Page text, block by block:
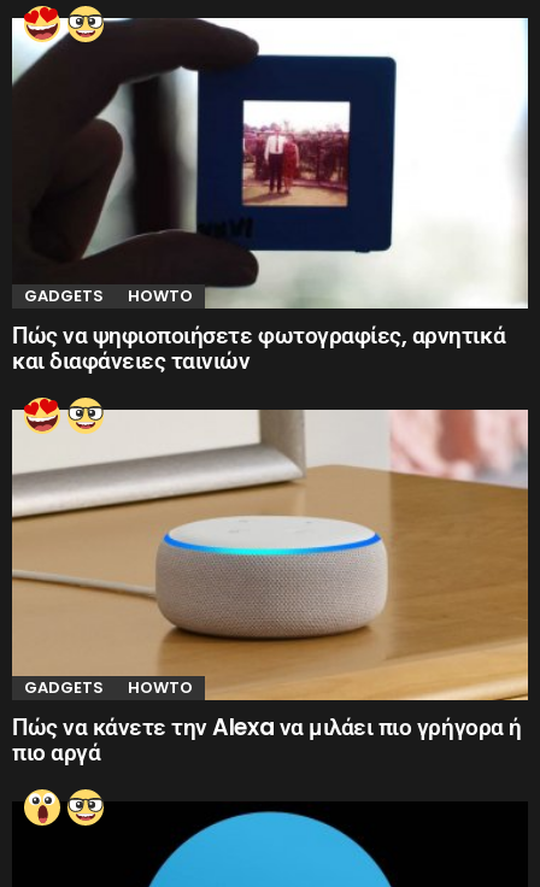
GADGETS HOWTO
Πώς να ψηφιοποιήσετε φωτογραφίες, αρνητικά
και διαφάνειες ταινιών
GADGETS HOWTO
Πώς να κάνετε την Alexa να μιλάει πιο γρήγορα ή
πιο αργά